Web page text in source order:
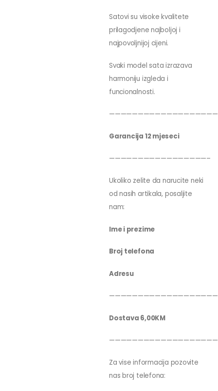
Satovi su visoke kvalitete
prilagodjene najboljoj i
najpovoljnijoj cijeni.
Svaki model sata izrazava
harmoniju izgleda i
funcionalnosti.
Garancija 12 mjeseci
—————————————————–
Ukoliko zelite da narucite neki
od nasih artikala, posaljite
nam:
Ime i prezime
Broj telefona
Adresu
———————————————————
Dostava 6,00KM
———————————————————
Za vise informacija pozovite
nas broj telefona: